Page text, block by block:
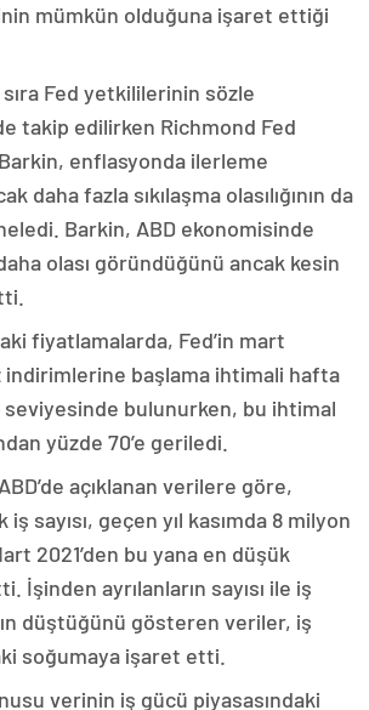
mümkün olduğuna işaret ettiği
sıra Fed yetkililerinin sözle
takip edilirken Richmond Fed
enflasyonda ilerleme
daha fazla sıkılaşma olasılığının da
Barkin, ABD ekonomisinde
olası göründüğünü ancak kesin
fiyatlamalarda, Fed’in mart
indirimlerine başlama ihtimali hafta
seviyesinde bulunurken, bu ihtimal
yüzde 70’e geriledi.
açıklanan verilere göre,
iş sayısı, geçen yıl kasımda 8 milyon
2021’den bu yana en düşük
İşinden ayrılanların sayısı ile iş
düştüğünü gösteren veriler, iş
soğumaya işaret etti.
verinin iş gücü piyasasındaki